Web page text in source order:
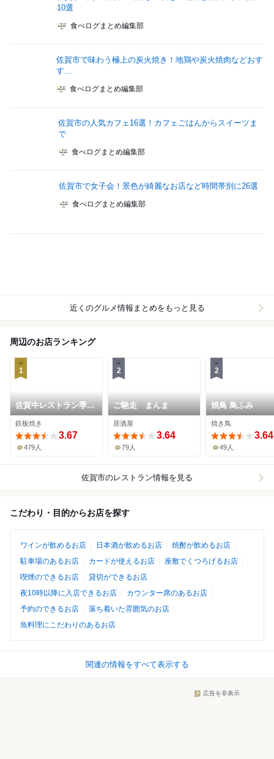
10選
食べログまとめ編集部
佐賀市で味わう極上の炭火焼き！地鶏や炭火焼肉などおす
す...
食べログまとめ編集部
佐賀市の人気カフェ16選！カフェごはんからスイーツま
で
食べログまとめ編集部
佐賀市で女子会！景色が綺麗なお店など時間帯別に26選
食べログまとめ編集部
近くのグルメ情報まとめをもっと見る
周辺のお店ランキング
1
佐賀牛レストラン季楽
本店
鉄板焼き
3.67
479人
2
ご馳走 まんま
居酒屋
3.64
79人
2
焼鳥 鳥ふみ
焼き鳥
3.64
49人
佐賀市のレストラン情報を見る
こだわり・目的からお店を探す
ワインが飲めるお店 日本酒が飲めるお店
焼酎が飲めるお店
駐車場のあるお店
カードが使えるお店
座敷でくつろげるお店
喫煙のできるお店
貸切ができるお店
夜10時以降に入店できるお店
カウンター席のあるお店
予約のできるお店
落ち着いた雰囲気のお店
魚料理にこだわりのあるお店
関連の情報をすべて表示する
広告を非表示